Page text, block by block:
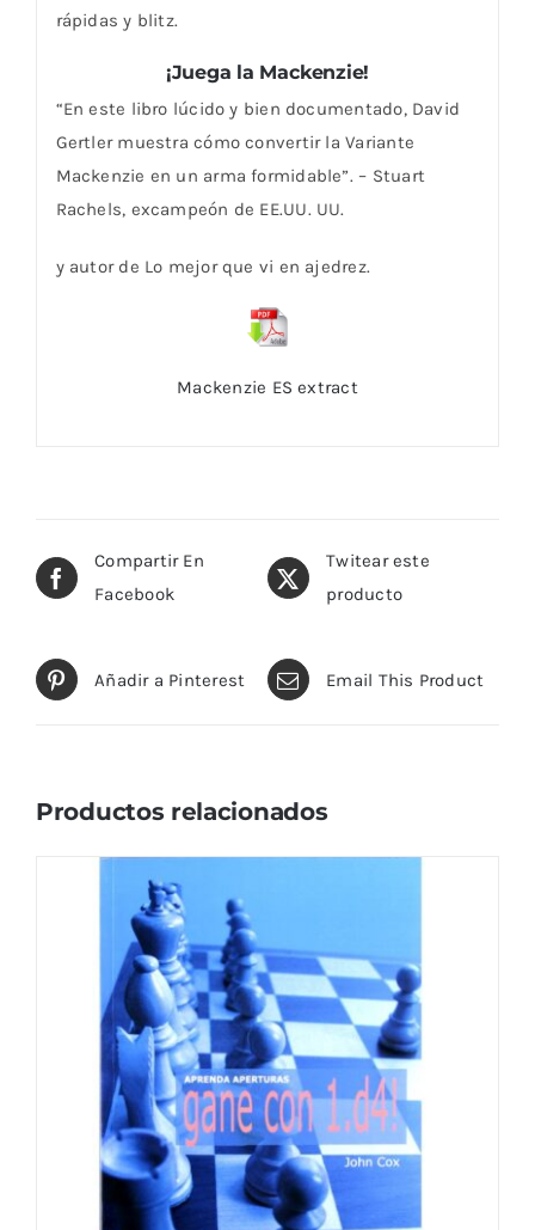
rápidas y blitz.
¡Juega la Mackenzie!
“En este libro lúcido y bien documentado, David
Gertler muestra cómo convertir la Variante
Mackenzie en un arma formidable”. – Stuart
Rachels, excampeón de EE.UU. UU.
y autor de Lo mejor que vi en ajedrez.
Mackenzie ES extract
Compartir En
Facebook
Twitear este
producto
Añadir a Pinterest Email This Product
Productos relacionados